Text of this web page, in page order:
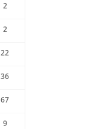
2
2
22
36
67
9